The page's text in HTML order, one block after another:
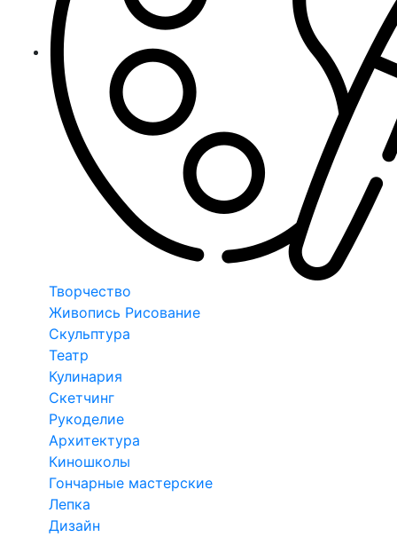
Творчество
Живопись Рисование
Скульптура
Театр
Кулинария
Скетчинг
Рукоделие
Архитектура
Киношколы
Гончарные мастерские
Лепка
Дизайн